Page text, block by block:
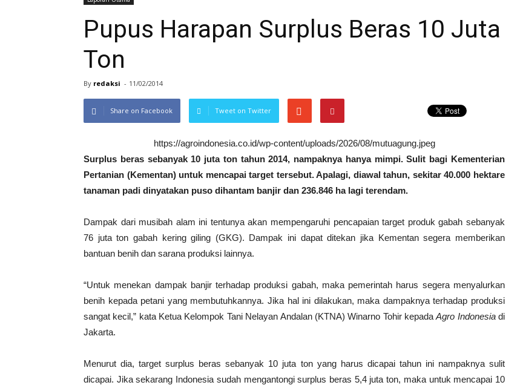
Pupus Harapan Surplus Beras 10 Juta
Ton
By redaksi - 11/02/2014
Share on Facebook Tweet on Twitter
https://agroindonesia.co.id/wp-content/uploads/2026/08/mutuagung.jpeg
Surplus beras sebanyak 10 juta ton tahun 2014, nampaknya hanya mimpi. Sulit bagi Kementerian
Pertanian (Kementan) untuk mencapai target tersebut. Apalagi, diawal tahun, sekitar 40.000 hektare
tanaman padi dinyatakan puso dihantam banjir dan 236.846 ha lagi terendam.
Dampak dari musibah alam ini tentunya akan mempengaruhi pencapaian target produk gabah sebanyak
76 juta ton gabah kering giling (GKG). Dampak ini dapat ditekan jika Kementan segera memberikan
bantuan benih dan sarana produksi lainnya.
“Untuk menekan dampak banjir terhadap produksi gabah, maka pemerintah harus segera menyalurkan
benih kepada petani yang membutuhkannya. Jika hal ini dilakukan, maka dampaknya terhadap produksi
sangat kecil,” kata Ketua Kelompok Tani Nelayan Andalan (KTNA) Winarno Tohir kepadaAgro Indonesiadi
Jakarta.
Menurut dia, target surplus beras sebanyak 10 juta ton yang harus dicapai tahun ini nampaknya sulit
dicapai. Jika sekarang Indonesia sudah mengantongi surplus beras 5,4 juta ton, maka untuk mencapai 10